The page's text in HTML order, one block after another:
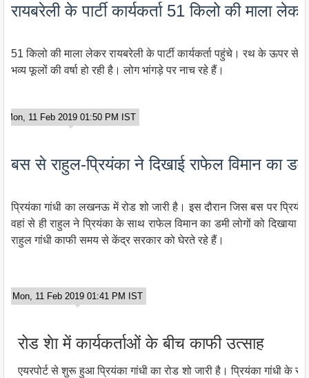
रायबरेली के पार्टी कार्यकर्ता 51 किलो की माला
51 किलो की माला लेकर रायबरेली के पार्टी कार्यकर्ता पहुंचे। रथ के ऊपर से
भव्य फूलों की वर्षा हो रही है। लोग भांगड़े पर नाच रहे हैं।
Mon, 11 Feb 2019 01:50 PM IST
बस से राहुल-प्रियंका ने दिखाई राफेल विमान का डमी
प्रियंका गांधी का लखनऊ में रोड शो जारी है। इस दौरान जिस बस पर
वहां से ही राहुल ने प्रियंका के साथ राफेल विमान का डमी लोगों को
राहुल गांधी काफी समय से केंद्र सरकार को घेरते रहे हैं।
Mon, 11 Feb 2019 01:41 PM IST
रोड शेा में कार्यकर्ताओं के बीच काफी उत्साह
एयरपोर्ट से शुरू हुआ प्रियंका गांधी का रोड शो जारी है। प्रियंका गांधी के